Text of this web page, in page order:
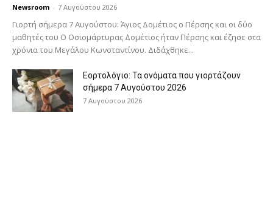
Newsroom - 7 Αυγούστου 2026
Γιορτή σήμερα 7 Αυγούστου: Άγιος Δομέτιος ο Πέρσης και οι δύο
μαθητές του Ο Oσιομάρτυρας Δομέτιος ήταν Πέρσης και έζησε στα
χρόνια του Μεγάλου Κωνσταντίνου. Διδάχθηκε...
Εορτολόγιο: Τα ονόματα που γιορτάζουν
σήμερα 7 Αυγούστου 2026
7 Αυγούστου 2026